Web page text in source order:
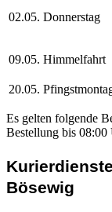
02.05. Donnerstag
09.05. Himmelfahrt
20.05.
Es gelten folgende
Bestellung bis 08:00
Bösewig